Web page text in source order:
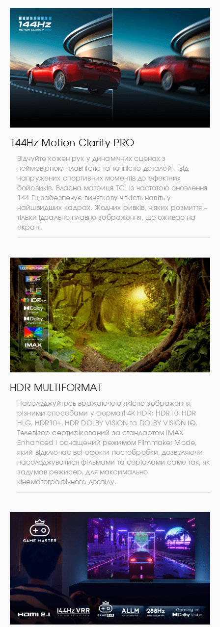
144Hz Motion Clarity PRO
Відчуйте кожен рух у динамічних сценах з
неймовірною плавністю та точністю деталей – від
напружених спортивних моментів до ефектних
бойовиків. Власна матриця TCL із частотою оновлення
144 Гц забезпечує виняткову чіткість навіть у
найшвидших кадрах. Жодних ривків, ніяких розмиття –
тільки ідеально плавне зображення, що оживае на
екрані.
HDR MULTIFORMAT
Насолоджуйтесь вражаючою якістю зображення
різними способами у форматі 4K HDR: HDR10, HDR
HLG, HDR10+, HDR DOLBY VISION та DOLBY VISION IQ.
Телевізор сертифікований за стандартом IMAX
Enhanced і оснащений режимом Filmmaker Mode,
який відключає всі ефекти постобробки, дозволяючи
насолоджуватися фільмами та серіалами саме так, як
задумав режисер, для максимально
кінематографічного досвіду.